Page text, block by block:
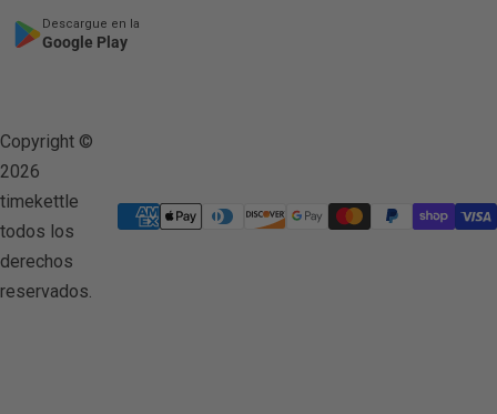
Descargue en la
Google Play
Copyright ©
2026
timekettle
todos los
derechos
reservados.